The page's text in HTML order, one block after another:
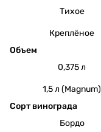
Тихое
Креплёное
Объем
0,375 л
1,5 л (Magnum)
Сорт винограда
Бордо